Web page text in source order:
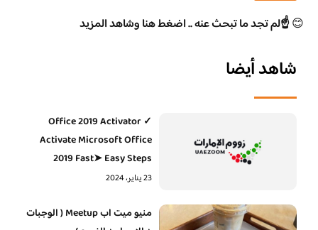
😊☝️لم تجد ما تبحث عنه .. اضغط هنا وشاهد المزيد
شاهد أيضا
Office 2019 Activator ✓
Activate Microsoft Office
2019 Fast➤ Easy Steps
23 يناير، 2024
منيو ميت اب Meetup ( الوجبات